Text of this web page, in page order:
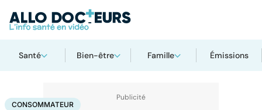
Santé Bien-être Famille Émissions
AccueilSantéConsommateur
CONSOMMATEUR